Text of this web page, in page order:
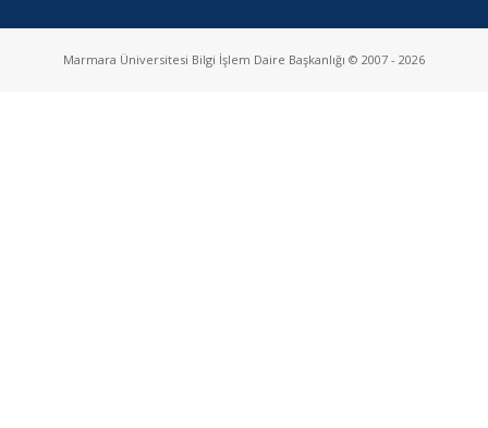
Marmara Üniversitesi Bilgi İşlem Daire Başkanlığı © 2007 - 2026